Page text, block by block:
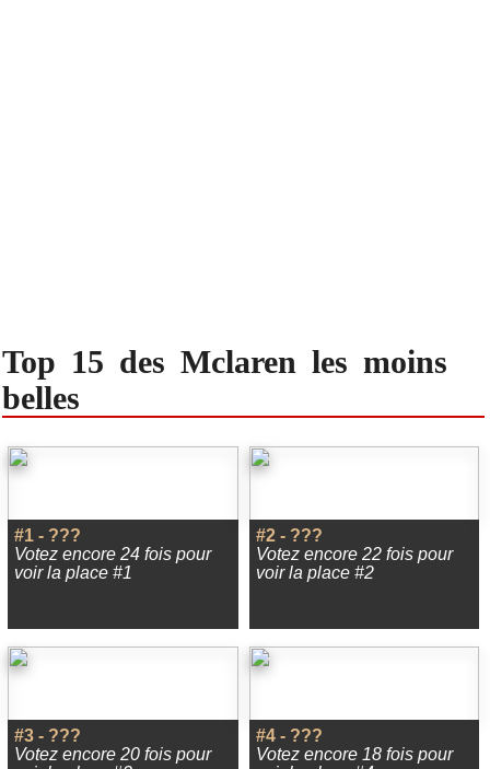
Top 15 des Mclaren les moins
belles
#1 - ???
Votez encore 24 fois pour
voir la place #1
#2 - ???
Votez encore 22 fois pour
voir la place #2
#3 - ???
Votez encore 20 fois pour
#4 - ???
Votez encore 18 fois pour